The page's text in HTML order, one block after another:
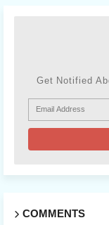
Get Notified
COMMENTS